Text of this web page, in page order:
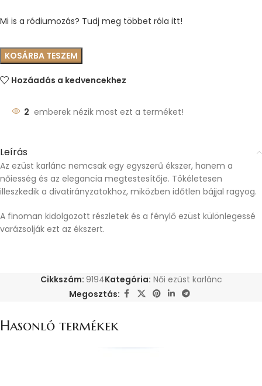
Mi is a ródiumozás? Tudj meg többet róla itt!
KOSÁRBA TESZEM
Hozáadás a kedvencekhez
2 emberek nézik most ezt a terméket!
Leírás
Az ezüst karlánc nemcsak egy egyszerű ékszer, hanem a
nőiesség és az elegancia megtestesítője. Tökéletesen
illeszkedik a divatirányzatokhoz, miközben időtlen bájjal ragyog.
A finoman kidolgozott részletek és a fénylő ezüst különlegessé
varázsolják ezt az ékszert.
Cikkszám: 9194Kategória: Női ezüst karlánc
Megosztás:
Hasonló termékek